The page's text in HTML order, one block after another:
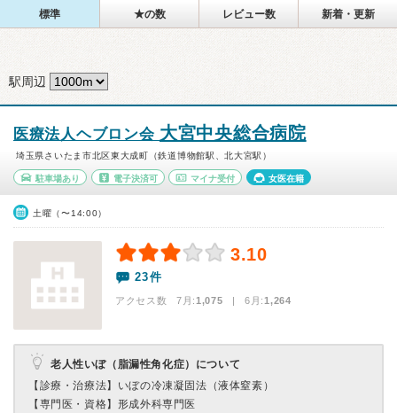
標準 ★の数 レビュー数 新着・更新
駅周辺
医療法人ヘブロン会 大宮中央総合病院
埼玉県さいたま市北区東大成町（鉄道博物館駅、北大宮駅）
駐車場あり 電子決済可 マイナ受付 女医在籍
土曜（〜14:00）
3.10
23件
アクセス数 7月:1,075 | 6月:1,264
老人性いぼ（脂漏性角化症）について
【診療・治療法】 いぼの冷凍凝固法（液体窒素）
【専門医・資格】 形成外科専門医